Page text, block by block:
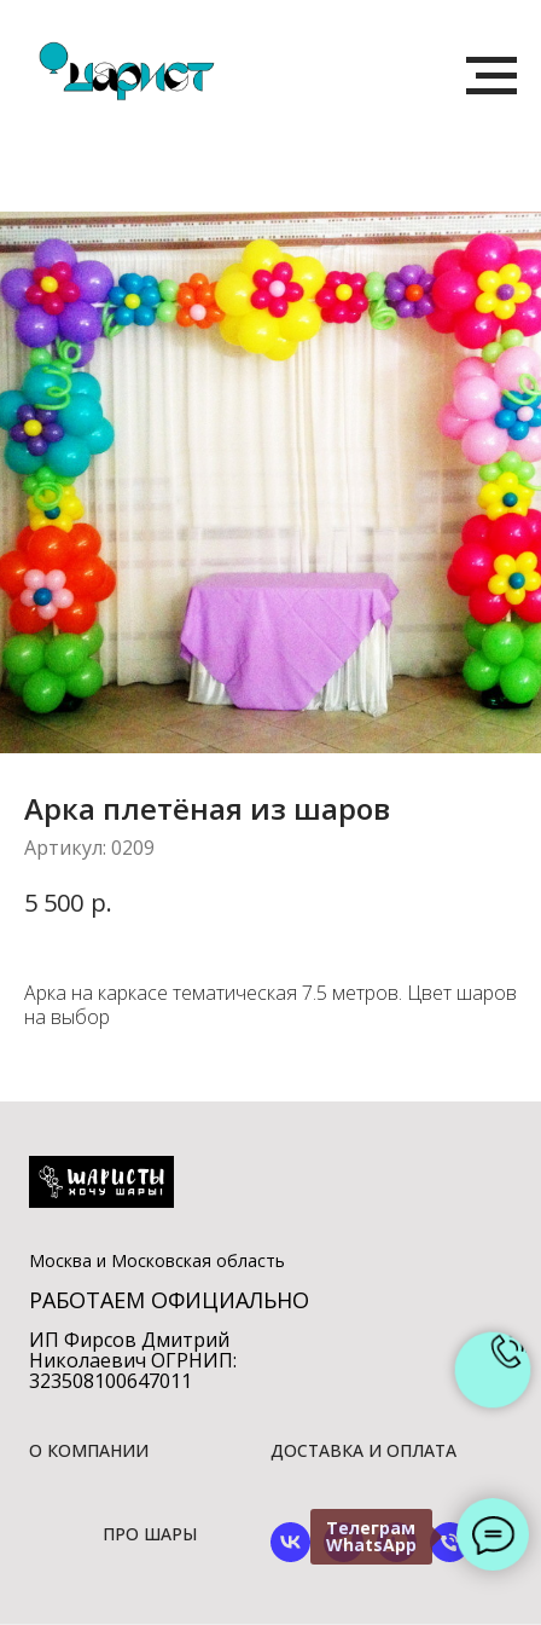
Телеграм
WhatsApp
Арка плетёная из шаров
Артикул: 0209
5 500 р.
Арка на каркасе тематическая 7.5 метров. Цвет шаров
на выбор
Москва и Московская область
РАБОТАЕМ ОФИЦИАЛЬНО
ИП Фирсов Дмитрий
Николаевич ОГРНИП:
323508100647011
О КОМПАНИИ ДОСТАВКА И ОПЛАТА
ПРО ШАРЫ